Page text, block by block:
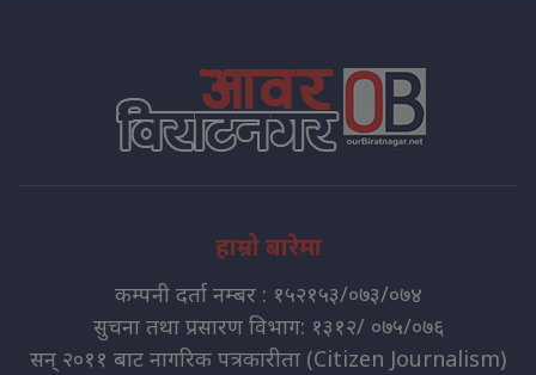
हाम्रो बारेमा
कम्पनी दर्ता नम्बर : १५२१५३/०७३/०७४
सुचना तथा प्रसारण विभाग: १३१२/ ०७५/०७६
सन् २०११ बाट नागरिक पत्रकारीता (Citizen Journalism)